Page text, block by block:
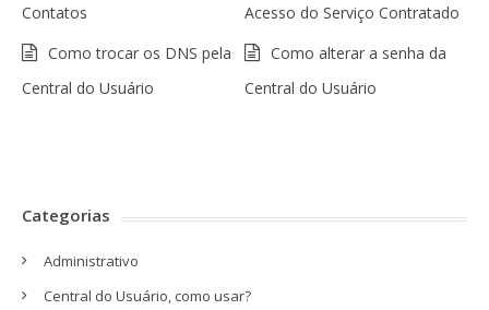
Contatos
Acesso do Serviço Contratado
Como trocar os DNS pela
Central do Usuário
Como alterar a senha da
Central do Usuário
Categorias
Administrativo
Central do Usuário, como usar?